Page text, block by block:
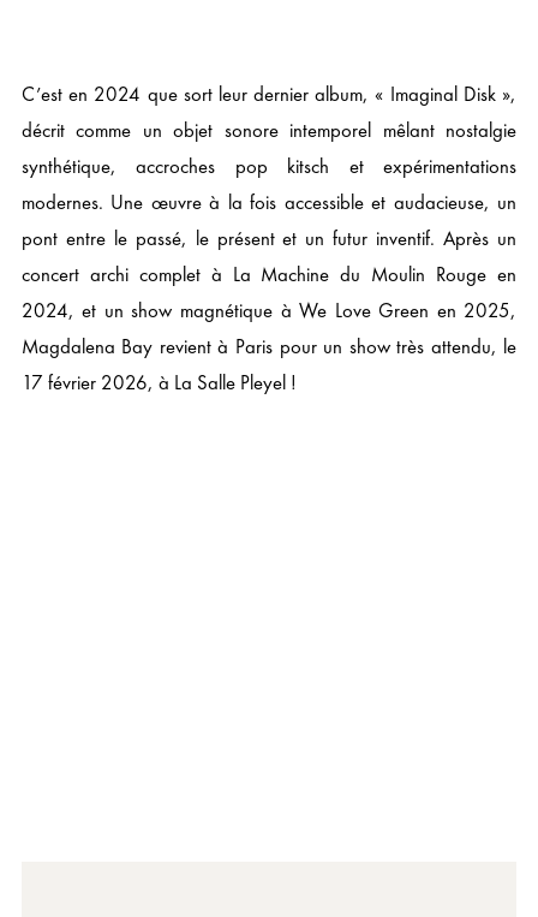
C’est en 2024 que sort leur dernier album, « Imaginal Disk »,
décrit comme un objet sonore intemporel mêlant nostalgie
synthétique, accroches pop kitsch et expérimentations
modernes. Une œuvre à la fois accessible et audacieuse, un
pont entre le passé, le présent et un futur inventif. Après un
concert archi complet à La Machine du Moulin Rouge en
2024, et un show magnétique à We Love Green en 2025,
Magdalena Bay revient à Paris pour un show très attendu, le
17 février 2026, à La Salle Pleyel !